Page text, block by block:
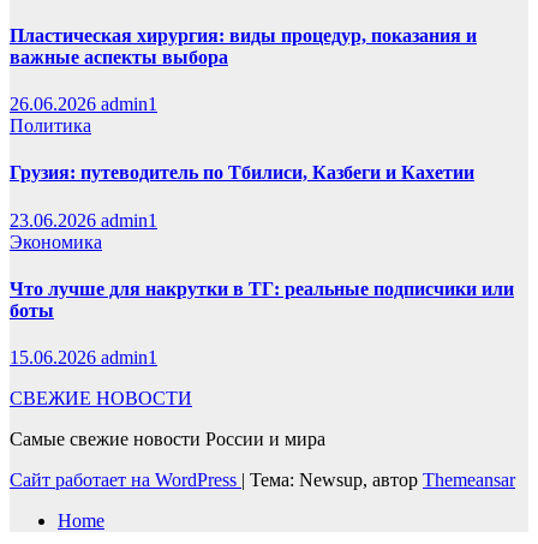
Пластическая хирургия: виды процедур, показания и
важные аспекты выбора
26.06.2026 admin1
Политика
Грузия: путеводитель по Тбилиси, Казбеги и Кахетии
23.06.2026 admin1
Экономика
Что лучше для накрутки в ТГ: реальные подписчики или
боты
15.06.2026 admin1
СВЕЖИЕ НОВОСТИ
Самые свежие новости России и мира
Сайт работает на WordPress | Тема: Newsup, автор Themeansar
Home